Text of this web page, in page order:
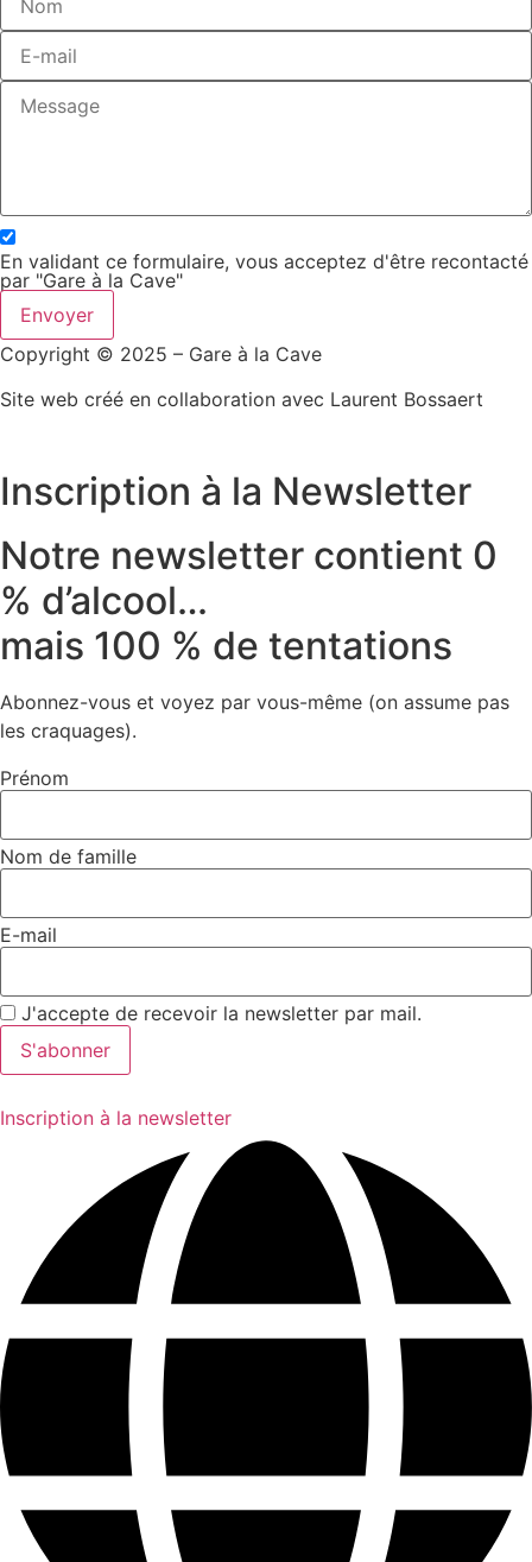
En validant ce formulaire, vous acceptez d'être recontacté
par "Gare à la Cave"
Envoyer
Copyright © 2025 – Gare à la Cave
Site web créé en collaboration avec Laurent Bossaert
Inscription à la Newsletter
Notre newsletter contient 0
% d’alcool…
mais 100 % de tentations
Abonnez-vous et voyez par vous-même (on assume pas
les craquages).
Prénom
Nom de famille
E-mail
J'accepte de recevoir la newsletter par mail.
Inscription à la newsletter